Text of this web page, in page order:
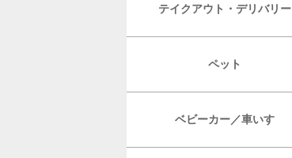
テイクアウト・デリバリー
ペット
ベビーカー／車いす